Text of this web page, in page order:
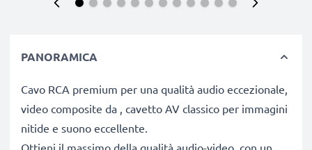
PANORAMICA
Cavo RCA premium per una qualità audio eccezionale,
video composite da , cavetto AV classico per immagini
nitide e suono eccellente.
Ottieni il massimo della qualità audio-video, con un